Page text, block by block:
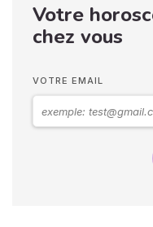
Votre
chez vous
VOTRE EMAIL